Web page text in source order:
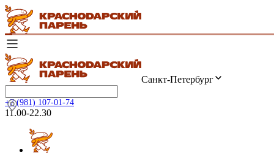
Санкт-Петербург
+7 (981) 107-01-74
11.00-22.30